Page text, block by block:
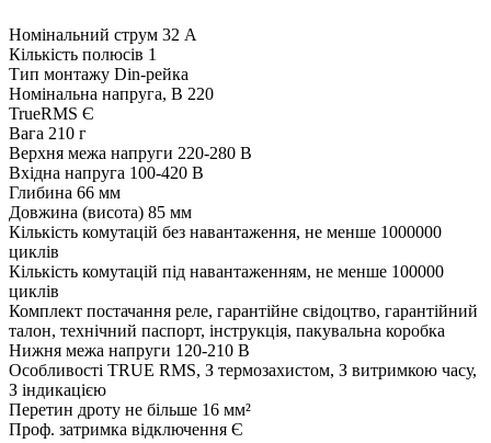
Номінальний струм 32 А
Кількість полюсів 1
Тип монтажу Din-рейка
Номінальна напруга, В 220
TrueRMS Є
Вага 210 г
Верхня межа напруги 220-280 В
Вхідна напруга 100-420 В
Глибина 66 мм
Довжина (висота) 85 мм
Кількість комутацій без навантаження, не менше 1000000
циклів
Кількість комутацій під навантаженням, не менше 100000
циклів
Комплект постачання реле, гарантійне свідоцтво, гарантійний
талон, технічний паспорт, інструкція, пакувальна коробка
Нижня межа напруги 120-210 В
Особливості TRUE RMS, З термозахистом, З витримкою часу,
З індикацією
Перетин дроту не більше 16 мм²
Проф. затримка відключення Є